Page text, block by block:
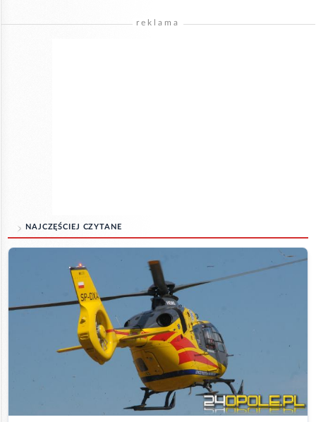
reklama
NAJCZĘŚCIEJ CZYTANE